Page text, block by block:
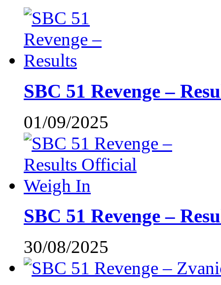
SBC 51 Revenge –
01/09/2025
SBC 51 Revenge –
30/08/2025